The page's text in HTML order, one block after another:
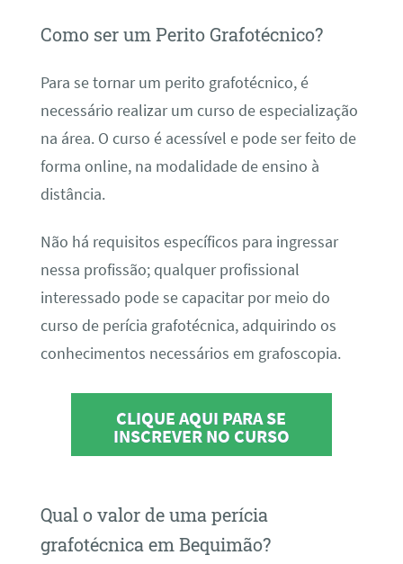
Como ser um Perito Grafotécnico?
Para se tornar um perito grafotécnico, é
necessário realizar um curso de especialização
na área. O curso é acessível e pode ser feito de
forma online, na modalidade de ensino à
distância.
Não há requisitos específicos para ingressar
nessa profissão; qualquer profissional
interessado pode se capacitar por meio do
curso de perícia grafotécnica, adquirindo os
conhecimentos necessários em grafoscopia.
CLIQUE AQUI PARA SE
INSCREVER NO CURSO
Qual o valor de uma perícia
grafotécnica em Bequimão?